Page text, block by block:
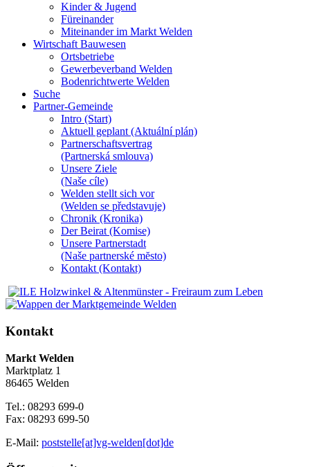
Kinder & Jugend
Füreinander
Miteinander im Markt Welden
Wirtschaft Bauwesen
Ortsbetriebe
Gewerbeverband Welden
Bodenrichtwerte Welden
Suche
Partner-Gemeinde
Intro (Start)
Aktuell geplant (Aktuální plán)
Partnerschaftsvertrag
(Partnerská smlouva)
Unsere Ziele
(Naše cíle)
Welden stellt sich vor
(Welden se představuje)
Chronik (Kronika)
Der Beirat (Komise)
Unsere Partnerstadt
(Naše partnerské mĕsto)
Kontakt (Kontakt)
Kontakt
Markt Welden
Marktplatz 1
86465 Welden
Tel.: 08293 699-0
Fax: 08293 699-50
E-Mail: poststelle[at]vg-welden[dot]de